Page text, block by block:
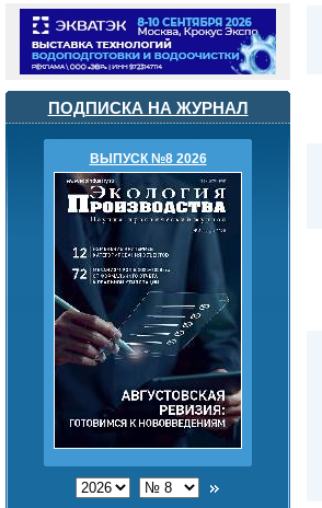
ПОДПИСКА НА ЖУРНАЛ
ВЫПУСК №8 2026